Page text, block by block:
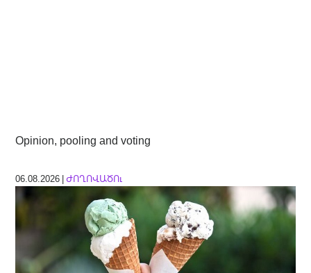
Opinion, pooling and voting
06.08.2026 |ԺՈՂՈՎԱԾՈւ